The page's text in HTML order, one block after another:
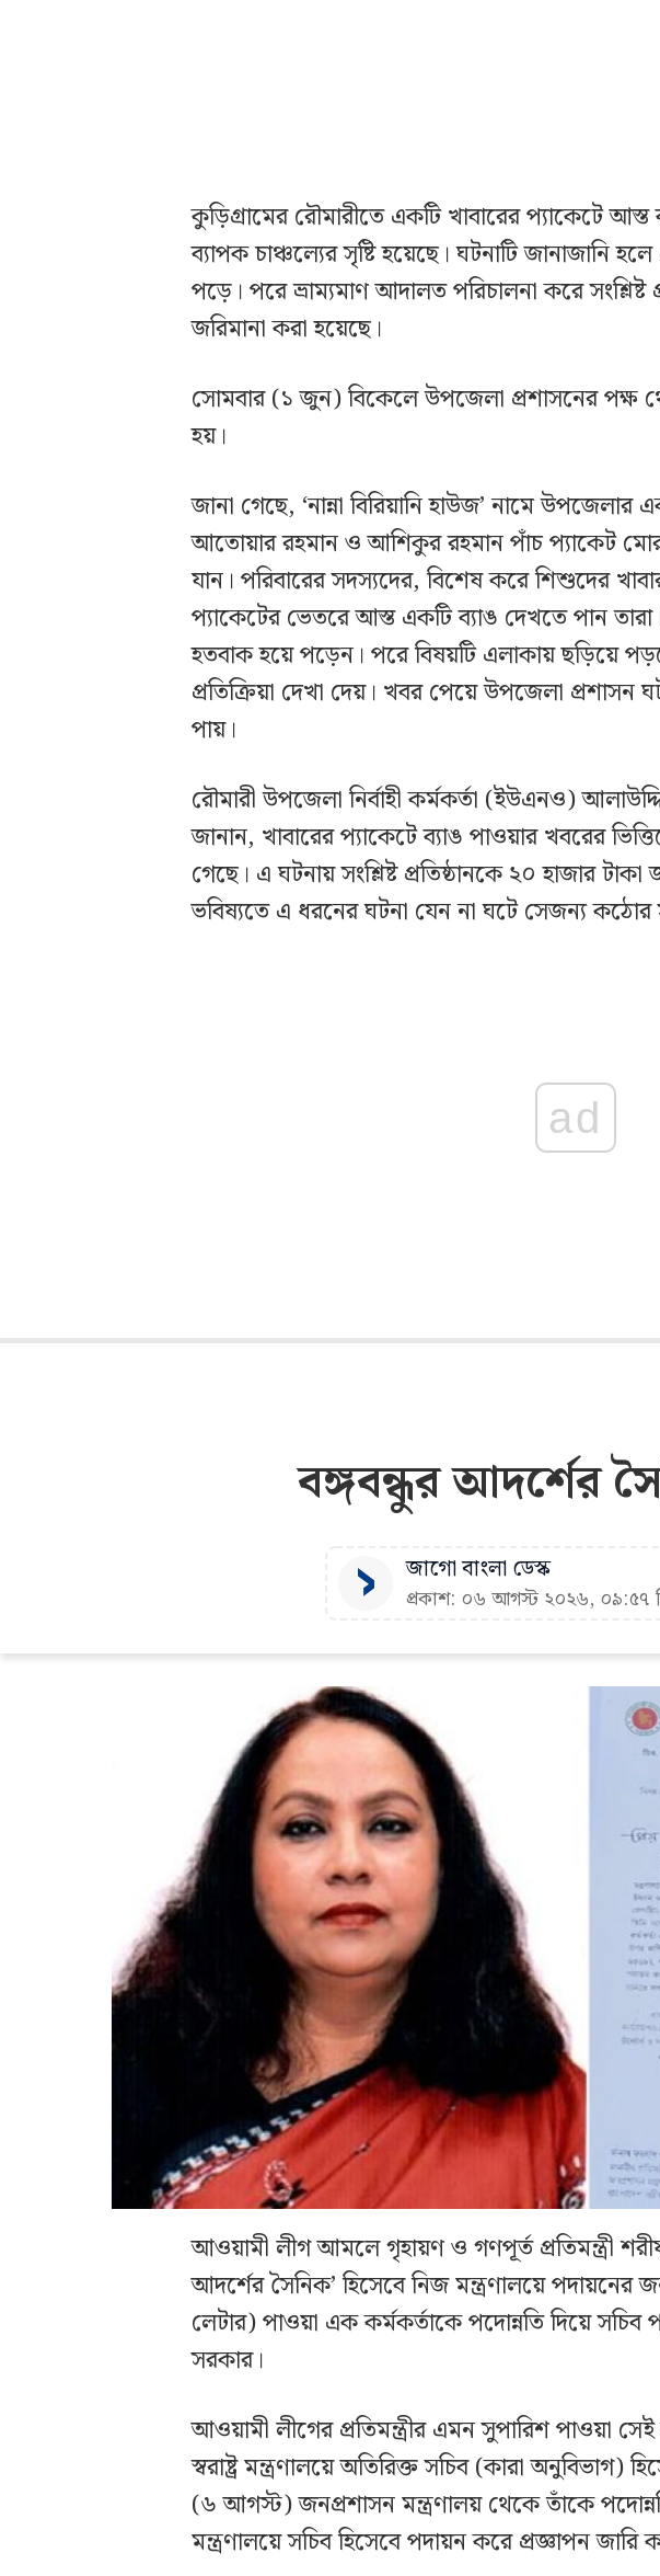
কুড়িগ্রামের রৌমারীতে একটি খাবারের প্যাকেটে
ব্যাপক চাঞ্চল্যের সৃষ্টি হয়েছে। ঘটনাটি জানাজানি
পড়ে। পরে ভ্রাম্যমাণ আদালত পরিচালনা করে সংশ্লিষ্ট
জরিমানা করা হয়েছে।
সোমবার (১ জুন) বিকেলে উপজেলা প্রশাসনের পক্ষ
হয়।
জানা গেছে, ‘নান্না বিরিয়ানি হাউজ’ নামে
আতোয়ার রহমান ও আশিকুর রহমান পাঁচ প্যাকেট
যান। পরিবারের সদস্যদের, বিশেষ করে শিশুদের
প্যাকেটের ভেতরে আস্ত একটি ব্যাঙ দেখতে পান
হতবাক হয়ে পড়েন। পরে বিষয়টি এলাকায় ছড়িয়ে
প্রতিক্রিয়া দেখা দেয়। খবর পেয়ে উপজেলা প্রশাসন
পায়।
রৌমারী উপজেলা নির্বাহী কর্মকর্তা (ইউএনও)
জানান, খাবারের প্যাকেটে ব্যাঙ পাওয়ার খবরের
গেছে। এ ঘটনায় সংশ্লিষ্ট প্রতিষ্ঠানকে ২০ হাজার
ভবিষ্যতে এ ধরনের ঘটনা যেন না ঘটে সেজন্য কঠোর
ad
বঙ্গবন্ধুর আদর্শের
জাগো বাংলা ডেস্ক
প্রকাশ: ০৬ আগস্ট ২০২৬, ০৯:৫৭
আওয়ামী লীগ আমলে গৃহায়ণ ও গণপূর্ত প্রতিমন্ত্রী
আদর্শের সৈনিক’ হিসেবে নিজ মন্ত্রণালয়ে পদায়নের
লেটার) পাওয়া এক কর্মকর্তাকে পদোন্নতি দিয়ে সচিব
সরকার।
আওয়ামী লীগের প্রতিমন্ত্রীর এমন সুপারিশ পাওয়া সেই
স্বরাষ্ট্র মন্ত্রণালয়ে অতিরিক্ত সচিব (কারা
(৬ আগস্ট) জনপ্রশাসন মন্ত্রণালয় থেকে তাঁকে
মন্ত্রণালয়ে সচিব হিসেবে পদায়ন করে প্রজ্ঞাপন জারি